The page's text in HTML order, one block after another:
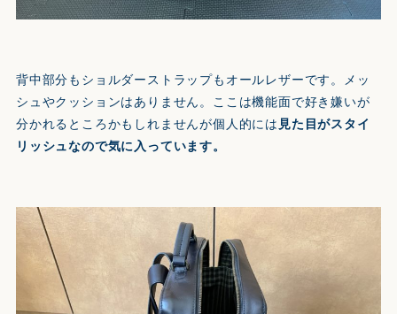
背中部分もショルダーストラップもオールレザーです。メッ
シュやクッションはありません。ここは機能面で好き嫌いが
分かれるところかもしれませんが個人的には 見た目がスタイ
リッシュなので気に入っています。